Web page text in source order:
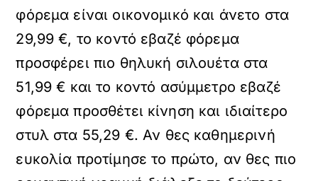
φόρεμα είναι οικονομικό και άνετο στα
29,99 €, το κοντό εβαζέ φόρεμα
προσφέρει πιο θηλυκή σιλουέτα στα
51,99 € και το κοντό ασύμμετρο εβαζέ
φόρεμα προσθέτει κίνηση και ιδιαίτερο
στυλ στα 55,29 €. Αν θες καθημερινή
ευκολία προτίμησε το πρώτο, αν θες πιο